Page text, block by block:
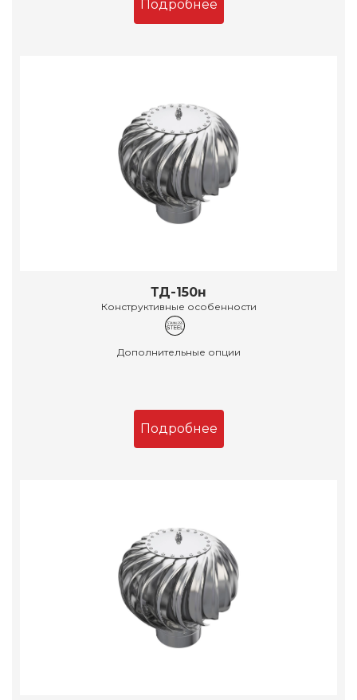
Подробнее
ТД-150н
Конструктивные особенности
Дополнительные опции
Подробнее